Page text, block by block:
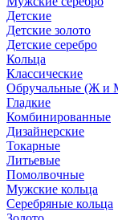
Детские
Детские золото
Детские серебро
Кольца
Классические
Обручальные (Ж и
Гладкие
Комбинированные
Дизайнерские
Токарные
Литьевые
Помолвочные
Мужские кольца
Серебряные кольца